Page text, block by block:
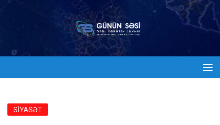
SİYASƏT